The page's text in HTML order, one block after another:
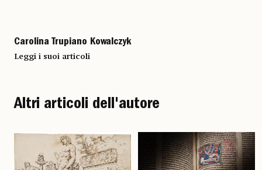
Carolina Trupiano Kowalczyk
Leggi i suoi articoli
Altri articoli dell'autore